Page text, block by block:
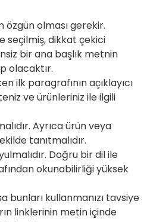
olması gerekir.
seçilmiş, dikkat çekici
bir ana başlık metnin
olacaktır.
ilk paragrafının açıklayıcı
ve ürünleriniz ile ilgili
Ayrıca ürün veya
tanıtmalıdır.
Doğru bir dil ile
okunabilirliği yüksek
bunları kullanmanızı tavsiye
linklerinin metin içinde